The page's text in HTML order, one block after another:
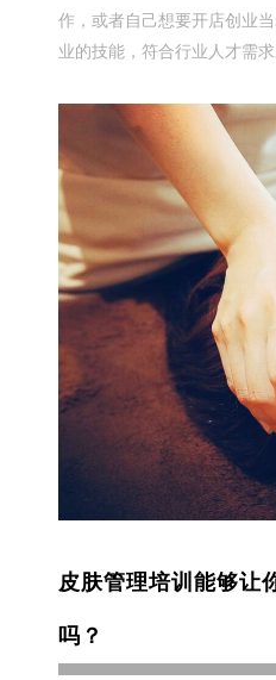
作，或者自己想要开店创业
业的技能，符合行业人才需求
皮肤管理培训能够让
吗？